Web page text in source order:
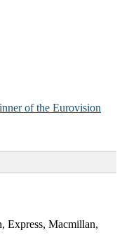
of the Eurovision
Express, Macmillan,